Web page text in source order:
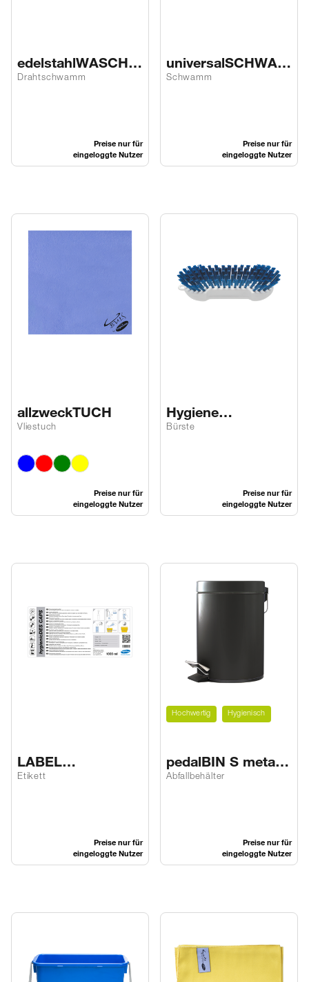
edelstahlWASCHE
L
Drahtschwamm
Preise nur für
eingeloggte Nutzer
universalSCHWAM
M BLAU
Schwamm
Preise nur für
eingeloggte Nutzer
allzweckTUCH
Vliestuch
Preise nur für
eingeloggte Nutzer
Hygiene
waschBÜRSTE
Bürste
Preise nur für
eingeloggte Nutzer
LABEL
hygienicDES CAPS
Etikett
Preise nur für
eingeloggte Nutzer
Hochwertig Hygienisch
pedalBIN S metal
black
Abfallbehälter
Preise nur für
eingeloggte Nutzer